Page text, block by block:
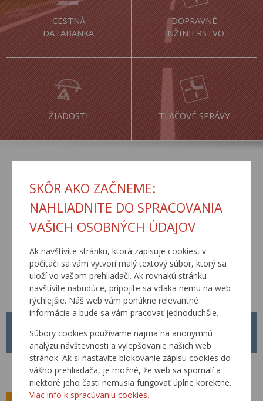
SKÔR AKO ZAČNEME:
NAHLIADNITE DO SPRACOVANIA
VAŠICH OSOBNÝCH ÚDAJOV
Ak navštívite stránku, ktorá zapisuje cookies, v
počítači sa vám vytvorí malý textový súbor, ktorý sa
uloží vo vašom prehliadači. Ak rovnakú stránku
navštívite nabudúce, pripojíte sa vďaka nemu na web
rýchlejšie. Náš web vám ponúkne relevantné
informácie a bude sa vám pracovať jednoduchšie.
Súbory cookies používame najmä na anonymnú
analýzu návštevnosti a vylepšovanie našich web
stránok. Ak si nastavíte blokovanie zápisu cookies do
vášho prehliadača, je možné, že web sa spomalí a
niektoré jeho časti nemusia fungovať úplne korektne.
Viac info k spracúvaniu cookies.
CESTNÁ
DATABANKA
DOPRAVNÉ
INŽINIERSTVO
ŽIADOSTI TLAČOVÉ SPRÁVY
AKTUÁLNE
01.04.2026
Od 01.04.2026 je platný nový Metodický pokyn MP č. 1/2026 pre
tvorbu, schvaľovanie a zverejňovanie Technických predpisov rezortu
Ministerstva dopravy Slovenskej republiky.